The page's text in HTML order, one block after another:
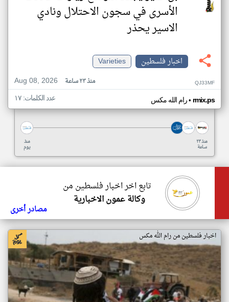
الأسرى في سجون الاحتلال ونادي
الاسير يحذر
اخبار فلسطين
Varieties
Aug 08, 2026
منذ ٢٣ ساعة QJ33MF
رام الله مكس• rmix.ps عدد الكلمات: ١٧
منذ
يوم
منذ ٢٣
ساعة
تابع اخر اخبار فلسطين من
وكالة عمون الاخبارية
مصادر أخرى
اخبار فلسطين من رام الله مكس